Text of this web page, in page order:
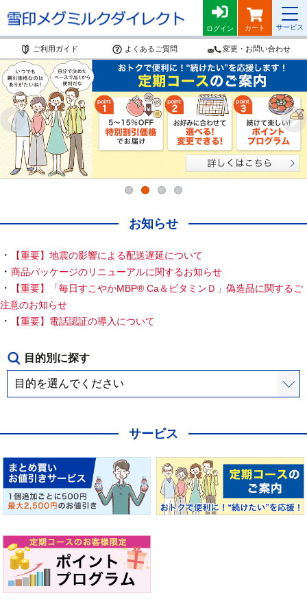
ログイン カート サービス
ご利用ガイド よくあるご質問 変更・お問い合わせ
お知らせ
【重要】地震の影響による配送遅延について
商品パッケージのリニューアルに関するお知らせ
【重要】「毎日すこやかMBP® Ca＆ビタミンＤ」偽造品に関するご
注意のお知らせ
【重要】電話認証の導入について
目的別に探す
サービス